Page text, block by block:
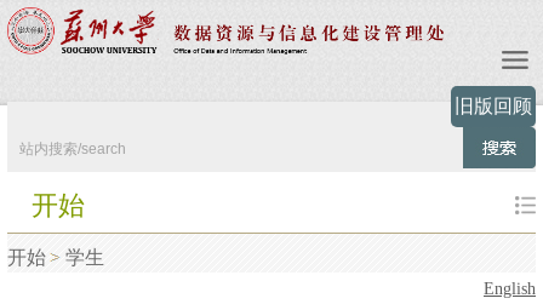
旧版回顾
开始
开始 学生
English